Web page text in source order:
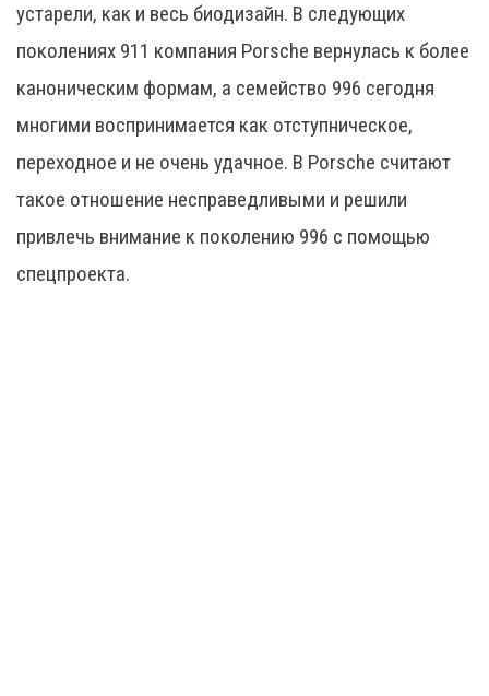
устарели, как и весь биодизайн. В следующих
поколениях 911 компания Porsche вернулась к более
каноническим формам, а семейство 996 сегодня
многими воспринимается как отступническое,
переходное и не очень удачное. В Porsche считают
такое отношение несправедливыми и решили
привлечь внимание к поколению 996 с помощью
спецпроекта.